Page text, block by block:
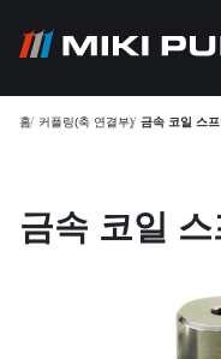
홈 커플링(축 연결부) 금속 코일 스프
금속 코일 스